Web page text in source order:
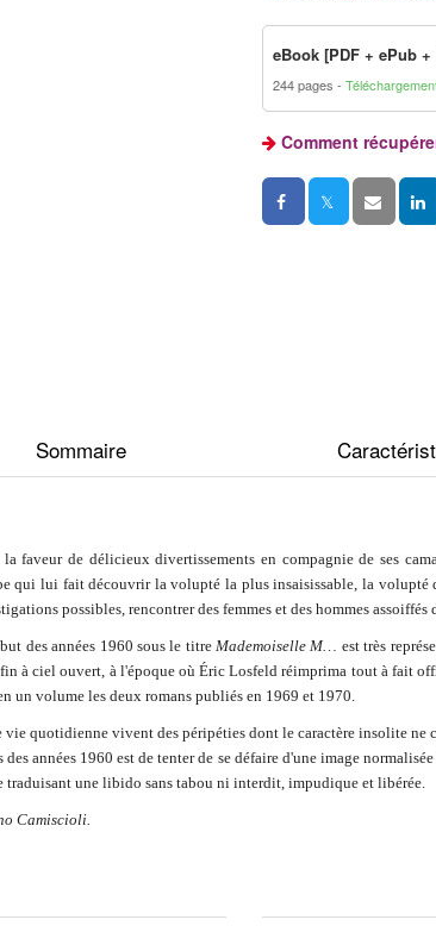
eBook [PDF + ePub
244 pages
Comment
Sommaire
de délicieux divertissements en compagnie de ses
lui fait découvrir la volupté la plus insaisissable, la volupté
possibles, rencontrer des femmes et des hommes assoiffés
des années 1960 sous le titreMademoiselle M… est très
à ciel ouvert, à l'époque où Éric Losfeld réimprima tout à fait
un volume les deux romans publiés en 1969 et 1970.
quotidienne vivent des péripéties dont le caractère insolite ne
années 1960 est de tenter de se défaire d'une image
une libido sans tabou ni interdit, impudique et libérée.
Camiscioli.